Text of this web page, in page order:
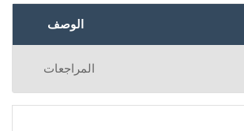
الوصف
المراجعات